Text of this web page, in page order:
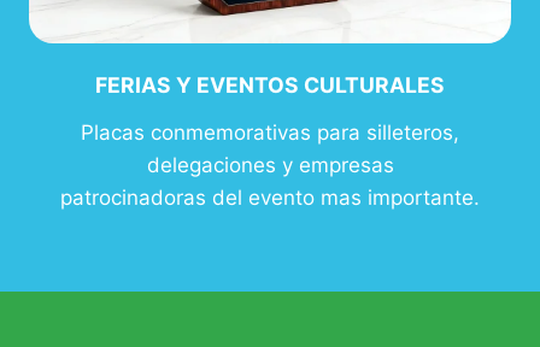
FERIAS Y EVENTOS CULTURALES
Placas conmemorativas para silleteros,
delegaciones y empresas
patrocinadoras del evento mas importante.